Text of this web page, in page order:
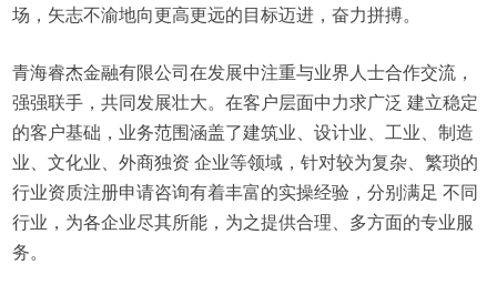
场，矢志不渝地向更高更远的目标迈进，奋力拼搏。
青海睿杰金融有限公司在发展中注重与业界人士合作交流，
强强联手，共同发展壮大。在客户层面中力求广泛 建立稳定
的客户基础，业务范围涵盖了建筑业、设计业、工业、制造
业、文化业、外商独资 企业等领域，针对较为复杂、繁琐的
行业资质注册申请咨询有着丰富的实操经验，分别满足 不同
行业，为各企业尽其所能，为之提供合理、多方面的专业服
务。